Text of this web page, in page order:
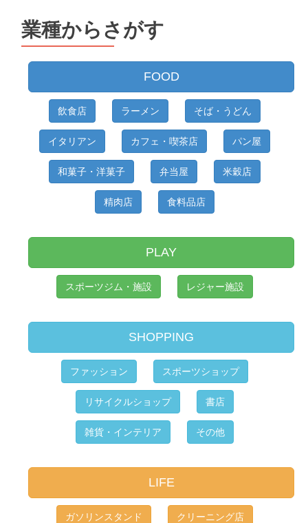
業種からさがす
FOOD
飲食店 ラーメン そば・うどん
イタリアン カフェ・喫茶店 パン屋
和菓子・洋菓子 弁当屋 米穀店
精肉店 食料品店
PLAY
スポーツジム・施設 レジャー施設
SHOPPING
ファッション スポーツショップ
リサイクルショップ 書店
雑貨・インテリア その他
LIFE
ガソリンスタンド クリーニング店